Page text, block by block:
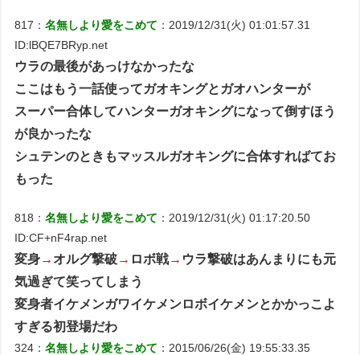
817：名無しより愛をこめて ：2019/12/31(火) 01:01:57.31
ID:lBQE7BRyp.net
ウラの最後があっけなかったな
ここはもう一話使ってガオキングとガオハンターが
スーパー合体してハンターガオキングになって倒すほう
が良かったな
シュテンのときもマッスルガオキングに合体すればてお
もった
818：名無しより愛をこめて ：2019/12/31(火) 01:17:20.50
ID:CF+nF4rap.net
変身→ オルグ撃破→ ロボ戦→ ウラ撃破はあんまりにも元
気過ぎて笑ってしまう
変身者イケメンガワイケメンロボイケメンとかかっこよ
すぎる初登場だわ
324：名無しより愛をこめて ：2015/06/26(金) 19:55:33.35